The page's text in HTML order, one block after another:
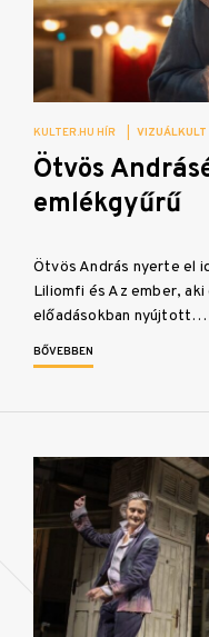
KULTER.HU HÍR VIZUÁLKULT
Ötvös
emlékgyűrű
Ötvös András nyerte el
Liliomfi és Az ember,
előadásokban nyújtott…
BŐVEBBEN